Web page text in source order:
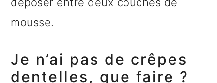
mousse.
Je n’ai pas de crêpes
dentelles, que faire ?